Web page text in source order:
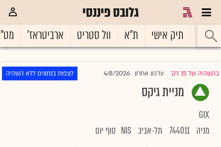
גלובס פיננסי
ראשי תיק אישי ת"א וול סטריט ארביטראז'
בהשהיה של 15 דק' |עדכון אחרון 4/8/2026 לצפות בנתונים ללא השהיה
מניית גיקס
GIX
מניה 744011 תל-אביב NIS סוף יום